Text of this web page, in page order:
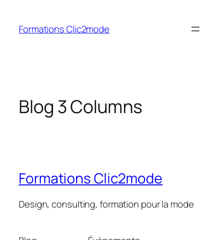
contenu
Formations Clic2mode
Blog 3 Columns
Formations Clic2mode
Design, consulting, formation pour la mode